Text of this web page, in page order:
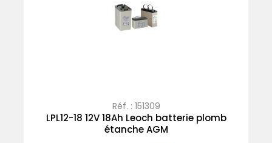
Réf. : 151309
LPL12-18 12V 18Ah Leoch batterie plomb
étanche AGM